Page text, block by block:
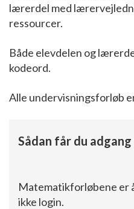
lærerdel med
ressourcer.
Både elevdelen og
kodeord.
Alle undervisningsforløb
Sådan får du
Matematikforløbene er
ikke login.